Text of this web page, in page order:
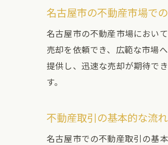
名古屋市の不動産市場で
名古屋市の不動産市場におい
売却を依頼でき、広範な市場
提供し、迅速な売却が期待で
す。
不動産取引の基本的な流れ
名古屋市での不動産取引の基